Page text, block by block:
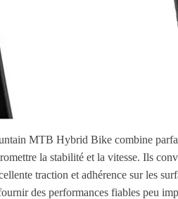
MTB Hybrid Bike combine
la stabilité et la vitesse. Ils
traction et adhérence sur les
des performances fiables peu